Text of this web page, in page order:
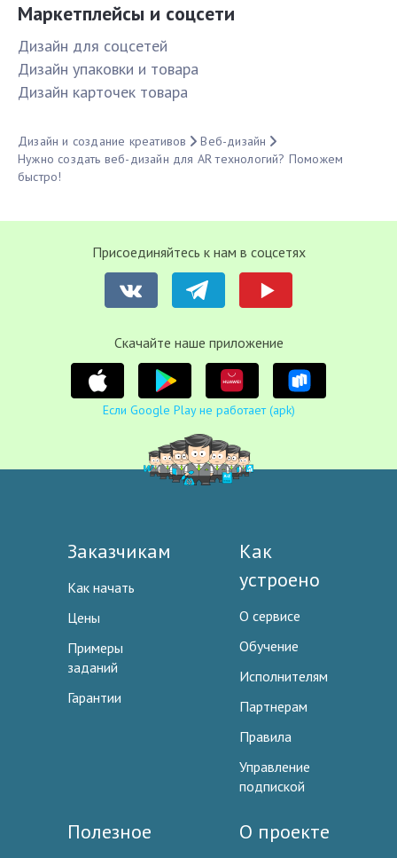
Маркетплейсы и соцсети
Дизайн для соцсетей
Дизайн упаковки и товара
Дизайн карточек товара
Дизайн и создание креативов
Веб-дизайн
Нужно создать веб-дизайн для AR технологий? Поможем
быстро!
Присоединяйтесь к нам в соцсетях
Cкачайте наше приложение
Если Google Play не работает (apk)
Заказчикам
Как начать
Цены
Примеры
заданий
Гарантии
Как
устроено
О сервисе
Обучение
Исполнителям
Партнерам
Правила
Управление
подпиской
Полезное О проекте